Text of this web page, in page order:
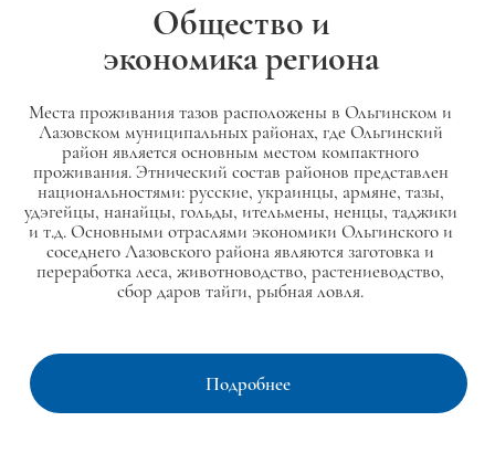
Общество и
экономика региона
Места проживания тазов расположены в Ольгинском и
Лазовском муниципальных районах, где Ольгинский
район является основным местом компактного
проживания. Этнический состав районов представлен
национальностями: русские, украинцы, армяне, тазы,
удэгейцы, нанайцы, гольды, ительмены, ненцы, таджики
и т.д. Основными отраслями экономики Ольгинского и
соседнего Лазовского района являются заготовка и
переработка леса, животноводство, растениеводство,
сбор даров тайги, рыбная ловля.
Подробнее